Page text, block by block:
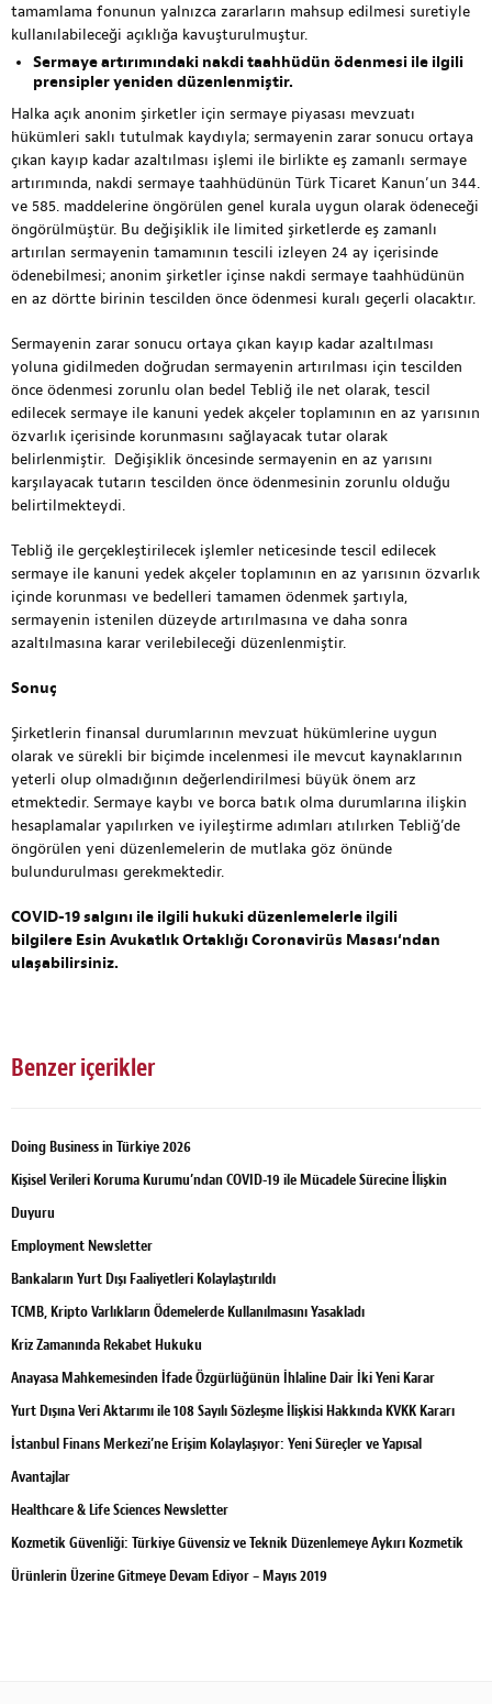
tamamlama fonunun yalnızca zararların mahsup edilmesi suretiyle
kullanılabileceği açıklığa kavuşturulmuştur.
Sermaye artırımındaki nakdi taahhüdün ödenmesi ile ilgili
prensipler yeniden düzenlenmiştir.
Halka açık anonim şirketler için sermaye piyasası mevzuatı
hükümleri saklı tutulmak kaydıyla; sermayenin zarar sonucu ortaya
çıkan kayıp kadar azaltılması işlemi ile birlikte eş zamanlı sermaye
artırımında, nakdi sermaye taahhüdünün Türk Ticaret Kanun’un 344.
ve 585. maddelerine öngörülen genel kurala uygun olarak ödeneceği
öngörülmüştür. Bu değişiklik ile limited şirketlerde eş zamanlı
artırılan sermayenin tamamının tescili izleyen 24 ay içerisinde
ödenebilmesi; anonim şirketler içinse nakdi sermaye taahhüdünün
en az dörtte birinin tescilden önce ödenmesi kuralı geçerli olacaktır.
Sermayenin zarar sonucu ortaya çıkan kayıp kadar azaltılması
yoluna gidilmeden doğrudan sermayenin artırılması için tescilden
önce ödenmesi zorunlu olan bedel Tebliğ ile net olarak, tescil
edilecek sermaye ile kanuni yedek akçeler toplamının en az yarısının
özvarlık içerisinde korunmasını sağlayacak tutar olarak
belirlenmiştir. Değişiklik öncesinde sermayenin en az yarısını
karşılayacak tutarın tescilden önce ödenmesinin zorunlu olduğu
belirtilmekteydi.
Tebliğ ile gerçekleştirilecek işlemler neticesinde tescil edilecek
sermaye ile kanuni yedek akçeler toplamının en az yarısının özvarlık
içinde korunması ve bedelleri tamamen ödenmek şartıyla,
sermayenin istenilen düzeyde artırılmasına ve daha sonra
azaltılmasına karar verilebileceği düzenlenmiştir.
Sonuç
Şirketlerin finansal durumlarının mevzuat hükümlerine uygun
olarak ve sürekli bir biçimde incelenmesi ile mevcut kaynaklarının
yeterli olup olmadığının değerlendirilmesi büyük önem arz
etmektedir. Sermaye kaybı ve borca batık olma durumlarına ilişkin
hesaplamalar yapılırken ve iyileştirme adımları atılırken Tebliğ’de
öngörülen yeni düzenlemelerin de mutlaka göz önünde
bulundurulması gerekmektedir.
COVID-19 salgını ile ilgili hukuki düzenlemelerle ilgili
bilgilere Esin Avukatlık Ortaklığı Coronavirüs Masası‘ndan
ulaşabilirsiniz.
Benzer içerikler
Doing Business in Türkiye 2026
Kişisel Verileri Koruma Kurumu’ndan COVID-19 ile Mücadele Sürecine İlişkin
Duyuru
Employment Newsletter
Bankaların Yurt Dışı Faaliyetleri Kolaylaştırıldı
TCMB, Kripto Varlıkların Ödemelerde Kullanılmasını Yasakladı
Kriz Zamanında Rekabet Hukuku
Anayasa Mahkemesinden İfade Özgürlüğünün İhlaline Dair İki Yeni Karar
Yurt Dışına Veri Aktarımı ile 108 Sayılı Sözleşme İlişkisi Hakkında KVKK Kararı
İstanbul Finans Merkezi’ne Erişim Kolaylaşıyor: Yeni Süreçler ve Yapısal
Avantajlar
Healthcare & Life Sciences Newsletter
Kozmetik Güvenliği: Türkiye Güvensiz ve Teknik Düzenlemeye Aykırı Kozmetik
Ürünlerin Üzerine Gitmeye Devam Ediyor – Mayıs 2019